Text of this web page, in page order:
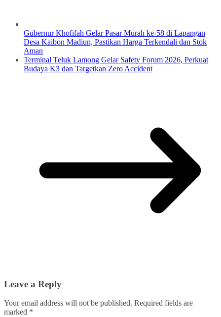
Gubernur Khofifah Gelar Pasar Murah ke-58 di Lapangan
Desa Kaibon Madiun, Pastikan Harga Terkendali dan Stok
Aman
Terminal Teluk Lamong Gelar Safety Forum 2026, Perkuat
Budaya K3 dan Targetkan Zero Accident
Leave a Reply
Your email address will not be published. Required fields are
marked *